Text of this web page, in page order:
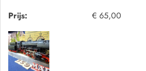
Prijs:
€ 65,00